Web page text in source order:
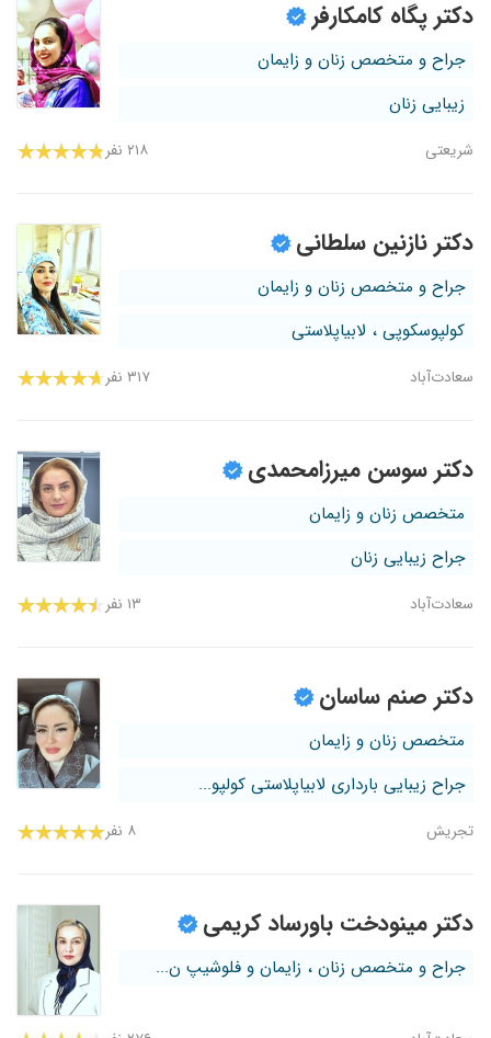
دکتر پگاه کامکارفر
جراح و متخصص زنان و زایمان
زیبایی زنان
شریعتی ۲۱۸ نفر
دکتر نازنین سلطانی
جراح و متخصص زنان و زایمان
کولپوسکوپی ، لابیاپلاستی
سعادت‌آباد ۳۱۷ نفر
دکتر سوسن میرزامحمدی
متخصص زنان و زایمان
جراح زیبایی زنان
سعادت‌آباد ۱۳ نفر
دکتر صنم ساسان
متخصص زنان و زایمان
جراح زیبایی بارداری لابیاپلاستی کولپو...
تجریش ۸ نفر
دکتر مینودخت باورساد کریمی
جراح و متخصص زنان ، زایمان و فلوشیپ ن...